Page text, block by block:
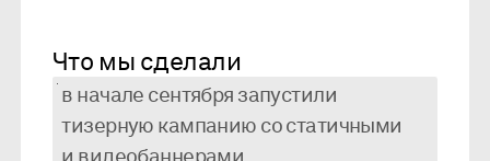
Что мы сделали
в начале сентября запустили
тизерную кампанию со статичными
и видеобаннерами